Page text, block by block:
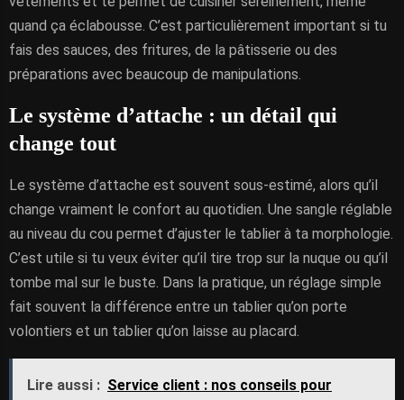
quand ça éclabousse. C’est particulièrement important si tu
fais des sauces, des fritures, de la pâtisserie ou des
préparations avec beaucoup de manipulations.
Le système d’attache : un détail qui
change tout
Le système d’attache est souvent sous-estimé, alors qu’il
change vraiment le confort au quotidien. Une sangle réglable
au niveau du cou permet d’ajuster le tablier à ta morphologie.
C’est utile si tu veux éviter qu’il tire trop sur la nuque ou qu’il
tombe mal sur le buste. Dans la pratique, un réglage simple
fait souvent la différence entre un tablier qu’on porte
volontiers et un tablier qu’on laisse au placard.
Lire aussi : Service client : nos conseils pour